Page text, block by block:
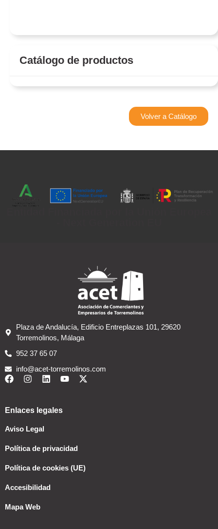
Catálogo de productos
Volver a Catálogo
Plaza de Andalucía, Edificio Entreplazas 101, 29620
Torremolinos, Málaga
952 37 65 07
info@acet-torremolinos.com
Enlaces legales
Aviso Legal
Política de privacidad
Política de cookies (UE)
Accesibilidad
Mapa Web